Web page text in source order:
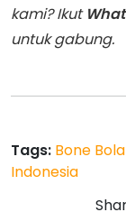
kami? Ikut
untuk gabung.
Tags: Bone
Indonesia